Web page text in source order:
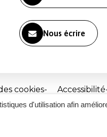
d'utilisation afin
Nous écrire
cookies Accessibilité